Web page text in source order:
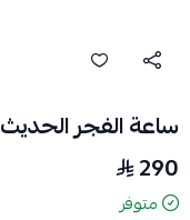
ساعة الفجر الحديث 4 208-06
290
متوفر